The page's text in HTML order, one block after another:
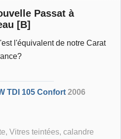
Passat à
[B]
l'équivalent de notre Carat
TDI 105 Confort 2006
Vitres teintées, calandre